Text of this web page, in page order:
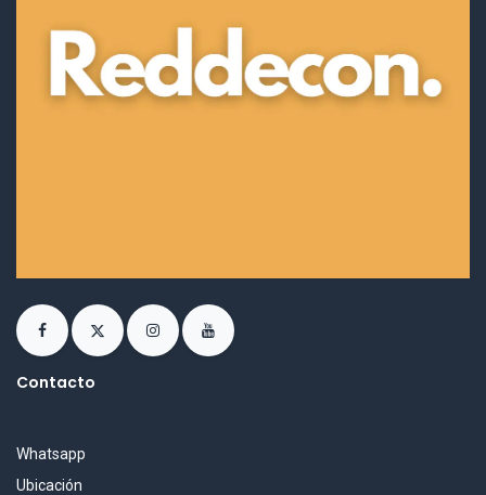
Contacto
Whatsapp
Ubicación